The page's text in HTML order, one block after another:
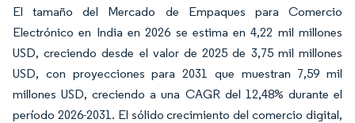
El tamaño del Mercado de Empaques para Comercio
Electrónico en India en 2026 se estima en 4,22 mil millones
USD, creciendo desde el valor de 2025 de 3,75 mil millones
USD, con proyecciones para 2031 que muestran 7,59 mil
millones USD, creciendo a una CAGR del 12,48% durante el
período 2026-2031. El sólido crecimiento del comercio digital,